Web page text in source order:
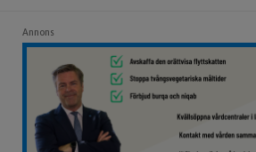
Annons